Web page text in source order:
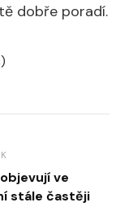
dobře poradí.
ve
stále častěji